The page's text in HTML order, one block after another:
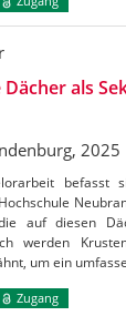
als
2025
befasst
auf diesen
werden
um ein
Zugang